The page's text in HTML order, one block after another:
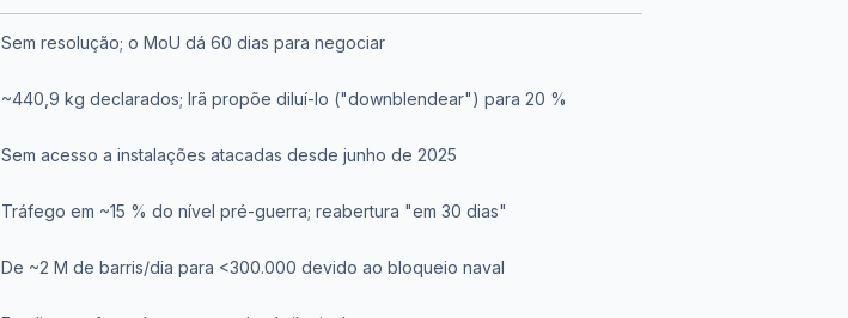
Sem resolução; o MoU dá 60 dias para negociar
~440,9 kg declarados; Irã propõe diluí-lo ("downblendear") para 20 %
Sem acesso a instalações atacadas desde junho de 2025
Tráfego em ~15 % do nível pré-guerra; reabertura "em 30 dias"
De ~2 M de barris/dia para <300.000 devido ao bloqueio naval